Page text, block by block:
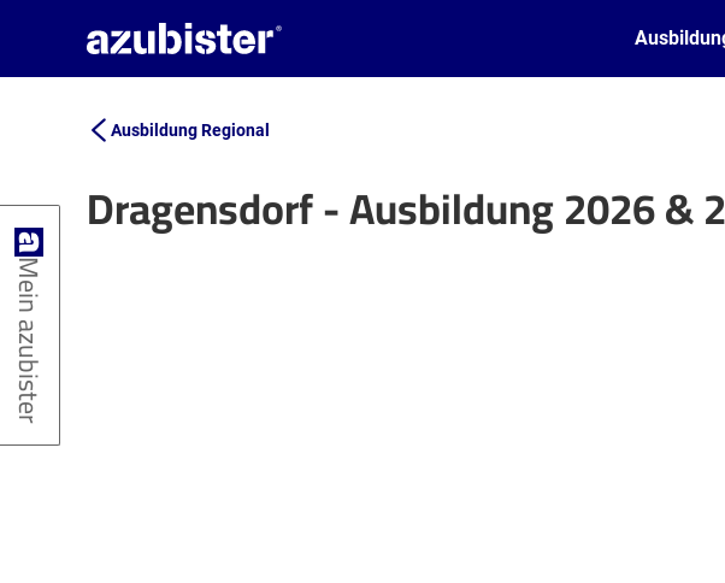
Ausbildung Regional
Dragensdorf - Ausbildung 2026 &
Leaflet| ©OpenStreetMap2
Mein azubister